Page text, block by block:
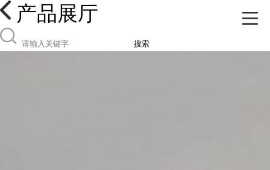
产品展厅
搜索